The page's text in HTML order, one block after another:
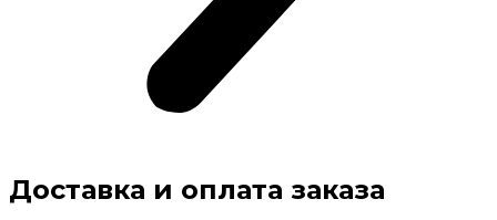
Доставка и оплата заказа